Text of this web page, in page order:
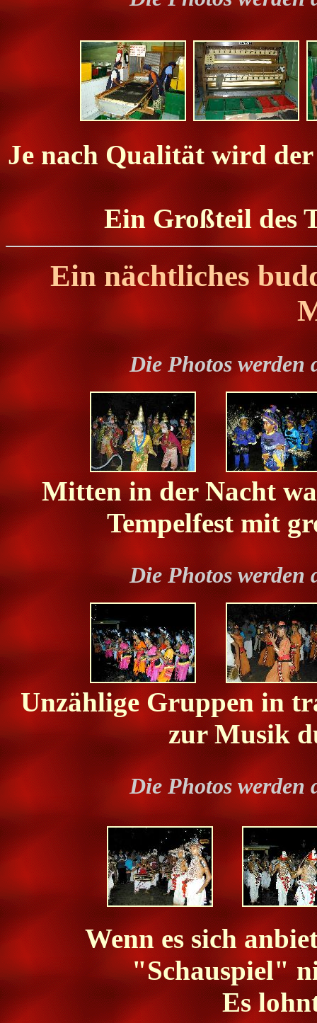
Je nach Qualität wird
Ein Großteil des
Ein nächtliches
Die Photos
Mitten in der Nacht
Tempelfest mit
Die Photos
Unzählige Gruppen in
zur Musik
Die Photos
Wenn es sich
"Schauspiel"
Es